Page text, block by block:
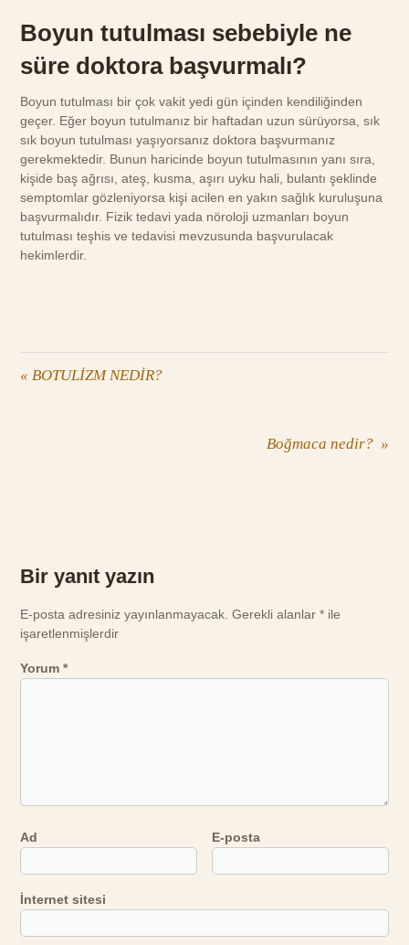
Boyun tutulması sebebiyle ne
süre doktora başvurmalı?
Boyun tutulması bir çok vakit yedi gün içinden kendiliğinden
geçer. Eğer boyun tutulmanız bir haftadan uzun sürüyorsa, sık
sık boyun tutulması yaşıyorsanız doktora başvurmanız
gerekmektedir. Bunun haricinde boyun tutulmasının yanı sıra,
kişide baş ağrısı, ateş, kusma, aşırı uyku hali, bulantı şeklinde
semptomlar gözleniyorsa kişi acilen en yakın sağlık kuruluşuna
başvurmalıdır. Fizik tedavi yada nöroloji uzmanları boyun
tutulması teşhis ve tedavisi mevzusunda başvurulacak
hekimlerdir.
« BOTULİZM NEDİR?
Boğmaca nedir? »
Bir yanıt yazın
E-posta adresiniz yayınlanmayacak. Gerekli alanlar* ile
işaretlenmişlerdir
Yorum*
Ad E-posta
İnternet sitesi